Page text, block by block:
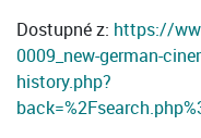
Dostupné z: https://
0009_new-german-
history.php?